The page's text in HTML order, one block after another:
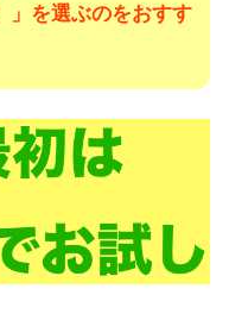
」を選ぶのをおすす